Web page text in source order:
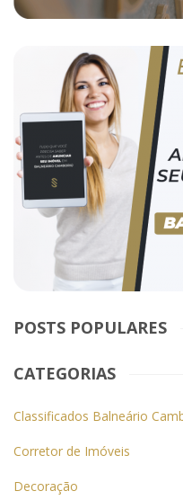
POSTS POPULARES
CATEGORIAS
Classificados Balneário
Corretor de Imóveis
Decoração